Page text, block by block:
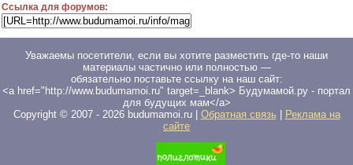
Ссылка для форумов:
Уважаемы посетители, если вы хотите разместить где-то наши
материалы частично или полностью —
обязательно поставьте ссылку на наш сайт:
<a href="http://www.budumamoi.ru" target=_blank> Будумамой.ру - портал
для будущих мам</a>
Copyright © 2007 - 2026budumamoi.ru | Обратная связь
Реклама на
сайте